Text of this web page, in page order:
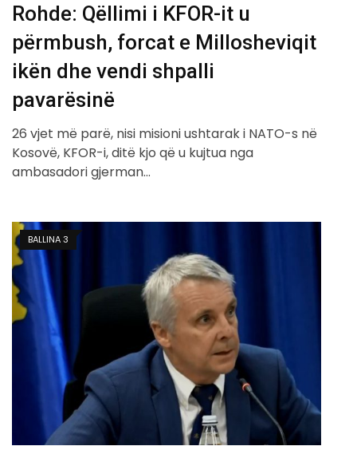
Rohde: Qëllimi i KFOR-it u
përmbush, forcat e Millosheviqit
ikën dhe vendi shpalli
pavarësinë
26 vjet më parë, nisi misioni ushtarak i NATO-s në
Kosovë, KFOR-i, ditë kjo që u kujtua nga
ambasadori gjerman…
BALLINA 3